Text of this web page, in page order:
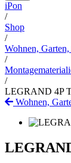
iPon
/
Shop
/
Wohnen, Garten,
/
/
LEGRAND 4P
Wohnen,